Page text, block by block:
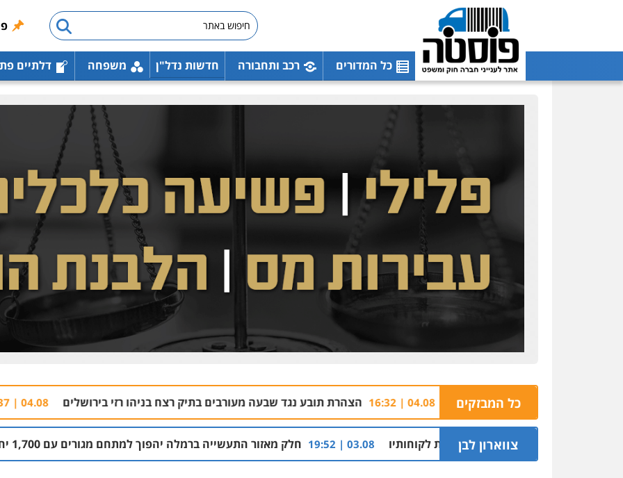
כל המדורים רכב ותחבורה חדשות נדל"ן משפחה דלתיים
כל המבזקים
04.08 | 16:32 הצהרת תובע נגד שבעה מעורבים בתיק רצח בניהו רזי בירושלים 04.08 | 13:37 עורך דין
צווארון לבן
על דירה השייכת לקוחותיו 03.08 | 19:52 חלק מאזור התעשייה ברמלה יהפוך למתחם מגורים עם 1,700 יחידות דיור | 14:00